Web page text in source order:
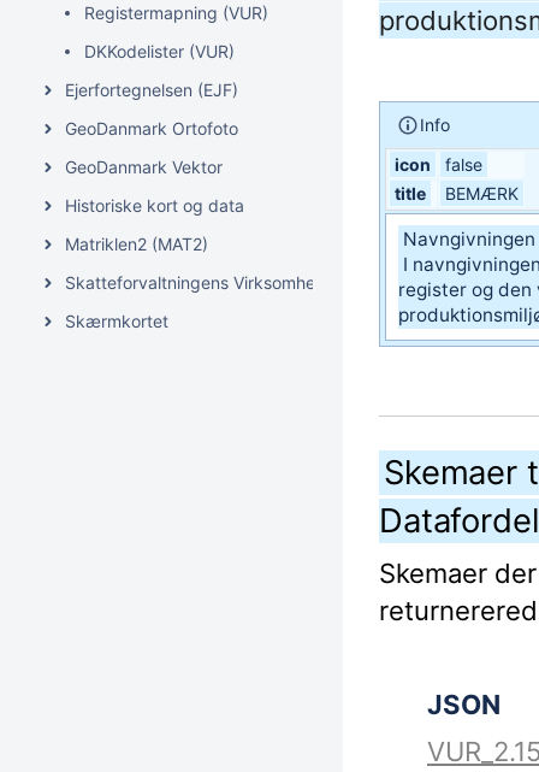
Registermapning (VUR)
DKKodelister (VUR)
Ejerfortegnelsen (EJF)
GeoDanmark Ortofoto
GeoDanmark Vektor
Historiske kort og data
Matriklen2 (MAT2)
Skatteforvaltningens Virksomhedsregister (SVR)
Skærmkortet
Info
icon
false
title
BEMÆRK
Navngivningen
I
register og
Skemaer
Skemaer
JSON